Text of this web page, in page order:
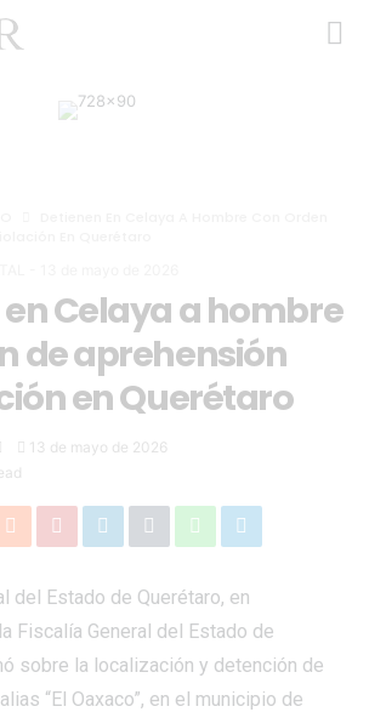
Celaya a hombre
de aprehensión
en Querétaro
13 de mayo de 2026
del Estado de Querétaro, en
Fiscalía General del Estado de
sobre la localización y detención de
“El Oaxaco”, en el municipio de